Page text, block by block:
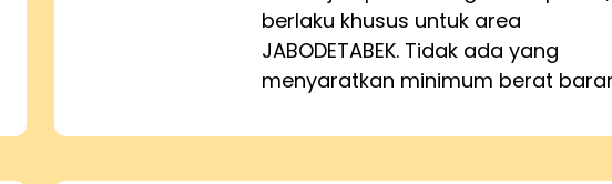
berlaku khusus untuk area
JABODETABEK. Tidak ada yang
menyaratkan minimum berat